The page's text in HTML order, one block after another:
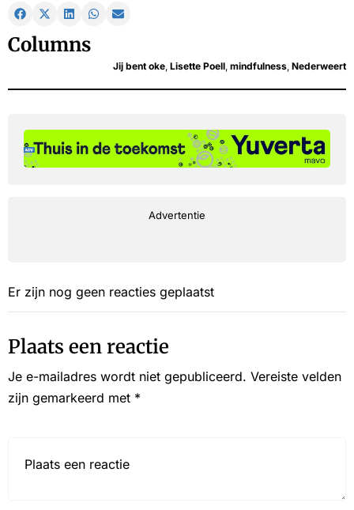
Columns
Jij bent oke, Lisette Poell, mindfulness, Nederweert
Advertentie
Er zijn nog geen reacties geplaatst
Plaats een reactie
Je e-mailadres wordt niet gepubliceerd. Vereiste velden
zijn gemarkeerd met *